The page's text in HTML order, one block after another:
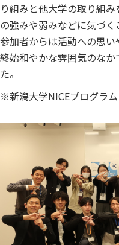
り組みと他大学の取り組
の強みや弱みなどに気づく
参加者からは活動への思い
終始和やかな雰囲気のな
た。
※新潟大学NICEプログラム